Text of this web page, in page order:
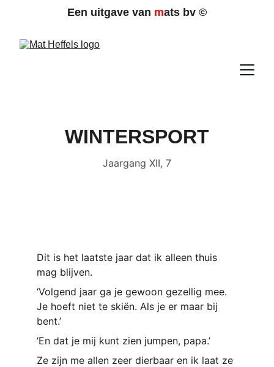
Een uitgave van mats bv ©
WINTERSPORT
Jaargang XII, 7
Dit is het laatste jaar dat ik alleen thuis
mag blijven.
‘Volgend jaar ga je gewoon gezellig mee.
Je hoeft niet te skiën. Als je er maar bij
bent.’
‘En dat je mij kunt zien jumpen, papa.’
Ze zijn me allen zeer dierbaar en ik laat ze